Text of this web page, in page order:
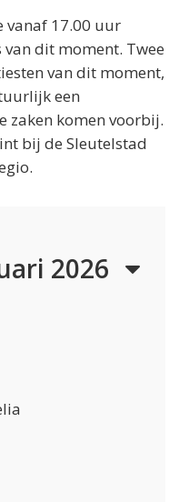
vanaf 17.00 uur
dit moment. Twee
van dit moment,
een
zaken komen voorbij.
bij de Sleutelstad
2026